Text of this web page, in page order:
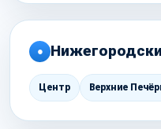
●
Центр Верхние